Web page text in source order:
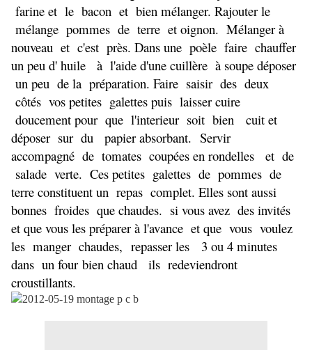
farine et le bacon et bien mélanger. Rajouter le
mélange pommes de terre et oignon. Mélanger à
nouveau et c'est près. Dans une poèle faire chauffer
un peu d' huile à l'aide d'une cuillère à soupe déposer
un peu de la préparation. Faire saisir des deux
côtés vos petites galettes puis laisser cuire
doucement pour que l'interieur soit bien cuit et
déposer sur du papier absorbant. Servir
accompagné de tomates coupées en rondelles et de
salade verte. Ces petites galettes de pommes de
terre constituent un repas complet. Elles sont aussi
bonnes froides que chaudes. si vous avez des invités
et que vous les préparer à l'avance et que vous voulez
les manger chaudes, repasser les 3 ou 4 minutes
dans un four bien chaud ils redeviendront
croustillants.